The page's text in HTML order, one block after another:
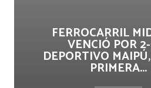
FERROCARRIL
VENCIÓ POR
DEPORTIVO
PRIMERA...